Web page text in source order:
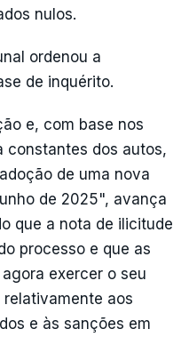
nulos.
ordenou a
de inquérito.
e, com base nos
constantes dos autos,
de uma nova
de 2025", avança
que a nota de ilicitude
processo e que as
exercer o seu
aos
e às sanções em